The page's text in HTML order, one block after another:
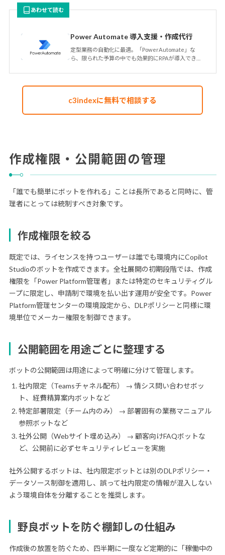
あわせて読む
Power Automate 導入支援・作成代行
定型業務の自動化に最適。「PowerAutomate」な
ら、限られた予算の中でも効果的にRPAが導入できま
c3indexに無料で相談する
作成権限・公開範囲の管理
「誰でも簡単にボットを作れる」ことは長所であると同時に、管
理者にとっては統制すべき対象です。
作成権限を絞る
既定では、ライセンスを持つユーザーは誰でも環境内にCopilot
Studioのボットを作成できます。全社展開の初期段階では、作成
権限を「Power Platform管理者」または特定のセキュリティグル
ープに限定し、申請制で環境を払い出す運用が安全です。Power
Platform管理センターの環境設定から、DLPポリシーと同様に環
境単位でメーカー権限を制御できます。
公開範囲を用途ごとに整理する
ボットの公開範囲は用途によって明確に分けて管理します。
社内限定（Teamsチャネル配布） → 情シス問い合わせボッ
ト、経費精算案内ボットなど
特定部署限定（チーム内のみ） → 部署固有の業務マニュアル
参照ボットなど
社外公開（Webサイト埋め込み） → 顧客向けFAQボットな
ど、公開前に必ずセキュリティレビューを実施
社外公開するボットは、社内限定ボットとは別のDLPポリシー・
データソース制御を適用し、誤って社内限定の情報が混入しない
よう環境自体を分離することを推奨します。
野良ボットを防ぐ棚卸しの仕組み
作成後の放置を防ぐため、四半期に一度など定期的に「稼働中の